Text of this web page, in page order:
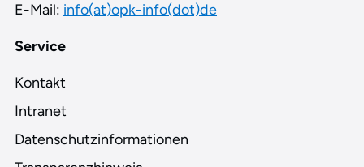
Service
Kontakt
Intranet
Datenschutzinformationen
E-Mail: info(at)opk-info(dot)de